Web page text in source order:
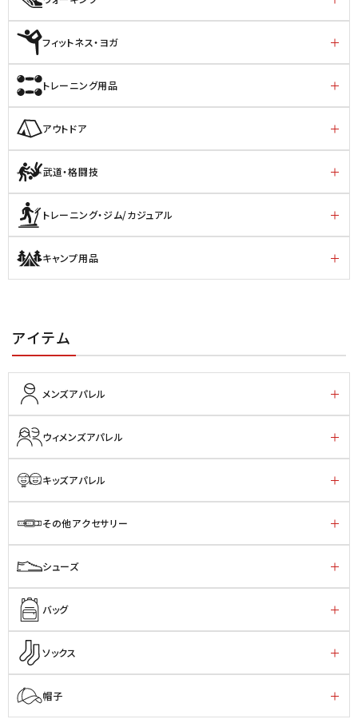
フィットネス・ヨガ
トレーニング用品
アウトドア
武道・格闘技
トレーニング・ジム/カジュアル
キャンプ用品
アイテム
メンズアパレル
ウィメンズアパレル
キッズアパレル
その他アクセサリー
シューズ
バッグ
ソックス
帽子